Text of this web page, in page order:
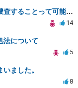
警察が所得税法違反など脱税容疑を捜査することって可能なんですか？また、担当課も教えてください。
14
法について
5
ました。
8